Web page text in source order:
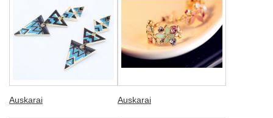
Auskarai Auskarai